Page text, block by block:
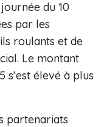
du 10
par les
roulants et de
Le montant
s’est élevé à plus
partenariats